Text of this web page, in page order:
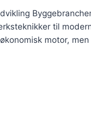
til
motor,